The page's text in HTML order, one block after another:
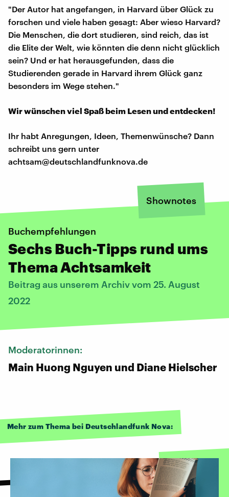
"Der Autor hat angefangen, in Harvard über Glück zu
forschen und viele haben gesagt: Aber wieso Harvard?
Die Menschen, die dort studieren, sind reich, das ist
die Elite der Welt, wie könnten die denn nicht glücklich
sein? Und er hat herausgefunden, dass die
Studierenden gerade in Harvard ihrem Glück ganz
besonders im Wege stehen."
Wir wünschen viel Spaß beim Lesen und entdecken!
Ihr habt Anregungen, Ideen, Themenwünsche? Dann
schreibt uns gern unter
achtsam@deutschlandfunknova.de
Shownotes
Buchempfehlungen
Sechs Buch-Tipps rund ums
Thema Achtsamkeit
Beitrag aus unserem Archiv vom 25. August
2022
Moderatorinnen:
Main Huong Nguyen und Diane Hielscher
Mehr zum Thema bei Deutschlandfunk Nova: